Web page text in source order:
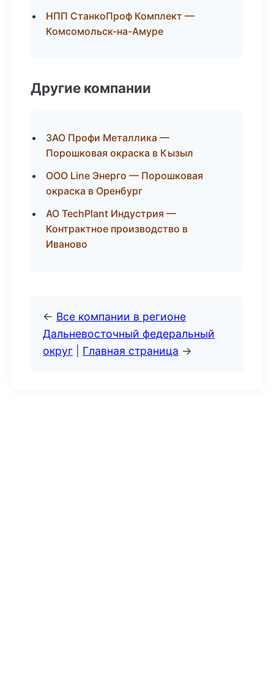
НПП СтанкоПроф Комплект —
Комсомольск-на-Амуре
Другие компании
ЗАО Профи Металлика —
Порошковая окраска в Кызыл
ООО Line Энерго — Порошковая
окраска в Оренбург
АО TechPlant Индустрия —
Контрактное производство в
Иваново
← Все компании в регионе
Дальневосточный федеральный
округ
Главная страница →